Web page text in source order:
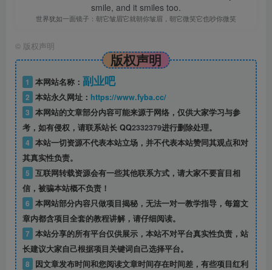
smile, and it smiles too.
世界犹如一面镜子：朝它皱眉它就朝你皱眉，朝它微笑它也吵你微笑
© 版权声明
版权声明
1 本网站名称： 副业吧
2 本站永久网址： https://www.fyba.cc/
3 本网站的文章部分内容可能来源于网络，仅供大家学习与参
考，如有侵权，请联系站长 QQ2332379进行删除处理。
4 本站一切资源不代表本站立场，并不代表本站赞同其观点和对
其真实性负责。
5 互联网转载资源会有一些其他联系方式，请大家不要盲目相
信，被骗本站概不负责！
6 本网站部分内容只做项目揭秘，无法一对一教学指导，每篇文
章内都含项目全套的教程讲解，请仔细阅读。
7 本站分享的所有平台仅供展示，本站不对平台真实性负责，站
长建议大家自己根据项目关键词自己选择平台。
8
因文章发布时间和您阅读文章时间存在时间差，有些项目红利